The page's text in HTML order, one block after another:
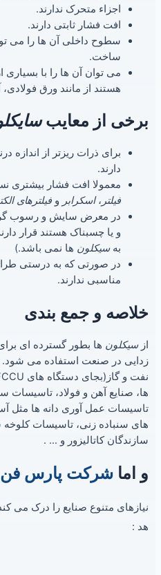
اجزاء متحرک ندارند.
افت فشار ثابتی دارند.
سطوح داخلی آن ها را می
ساخت.
می توان آن ها را با بسیاری
هستند از مانند ورق
برخی از معایب
برای ذرات ریزتر از اندازه
دارند.
معمولا افت فشار بیشتری
فیلتر ،اسکرابر و فیلترهای
در معرض سایش و رسوب
و یا چسبناک هستند قرار
بهسیکلون ها نمی باشد.)
در صورتی که به درستی
مناسبی ندارند.
خلاصه و جمع بندی
ازسیکلون ها بطور گسترده ای
زدایی در صنعت استفاده می شود.
ها، صنایع آهن و فولاد، تاسیسات
تاسیسات عمل آوری دانه ها مثل
های سنباده زنی، تاسیسات
سازندگان کاتالیزور و … .
و اما شرکت پارس فن
نیازهای متنوع صنایع را درک می
هد :